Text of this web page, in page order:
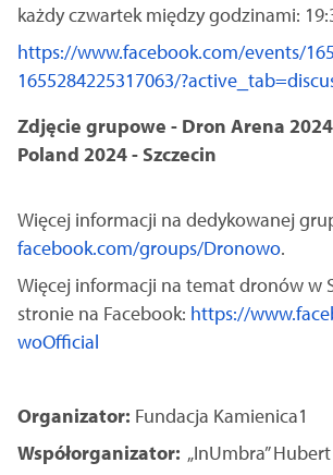
każdy czwartek między godzinami:
https://www.facebook.com/events/
1655284225317063/
Zdjęcie grupowe - Dron Arena
Poland 2024 - Szczecin
Więcej informacji na dedykowanej
facebook.com/groups/Dronowo.
Więcej informacji na temat dronów w
stronie na Facebook: https://
woOfficial
Organizator: Fundacja Kamienica1
Współorganizator: „InUmbra”